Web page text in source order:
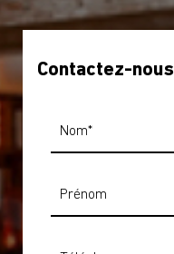
Contactez-nous